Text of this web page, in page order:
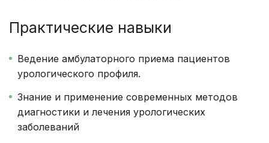
Практические навыки
Ведение амбулаторного приема пациентов
урологического профиля.
Знание и применение современных методов
диагностики и лечения урологических
заболеваний